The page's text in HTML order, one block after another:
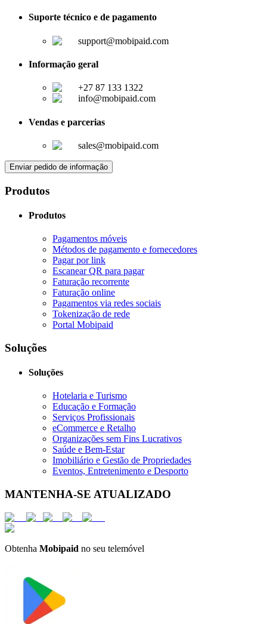
Suporte técnico e de pagamento
support@mobipaid.com
Informação geral
+27 87 133 1322
info@mobipaid.com
Vendas e parcerias
sales@mobipaid.com
Enviar pedido de informação
Produtos
Produtos
Pagamentos móveis
Métodos de pagamento e fornecedores
Pagar por link
Escanear QR para pagar
Faturação recorrente
Faturação online
Pagamentos via redes sociais
Tokenização de rede
Portal Mobipaid
Soluções
Soluções
Hotelaria e Turismo
Educação e Formação
Serviços Profissionais
eCommerce e Retalho
Organizações sem Fins Lucrativos
Saúde e Bem-Estar
Imobiliário e Gestão de Propriedades
Eventos, Entretenimento e Desporto
MANTENHA-SE ATUALIZADO
Obtenha Mobipaid no seu telemóvel